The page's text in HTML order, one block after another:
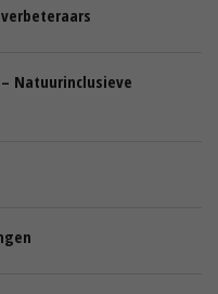
Natuurinclusieve